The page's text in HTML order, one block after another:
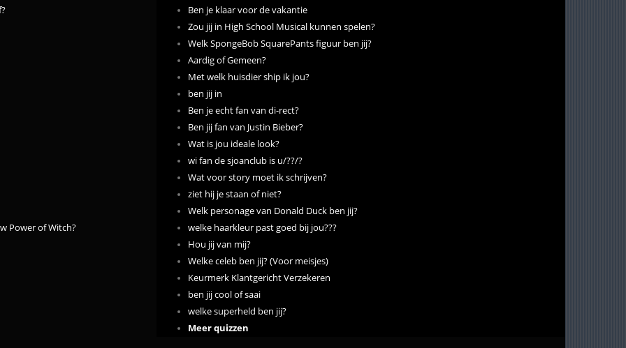
Power of Witch?
Ben je klaar voor de vakantie
Zou jij in High School Musical kunnen spelen?
Welk SpongeBob SquarePants figuur ben jij?
Aardig of Gemeen?
Met welk huisdier ship ik jou?
ben jij in
Ben je echt fan van di-rect?
Ben jij fan van Justin Bieber?
Wat is jou ideale look?
wi fan de sjoanclub is u/??/?
Wat voor story moet ik schrijven?
ziet hij je staan of niet?
Welk personage van Donald Duck ben jij?
welke haarkleur past goed bij jou???
Hou jij van mij?
Welke celeb ben jij? (Voor meisjes)
Keurmerk Klantgericht Verzekeren
ben jij cool of saai
welke superheld ben jij?
Meer quizzen